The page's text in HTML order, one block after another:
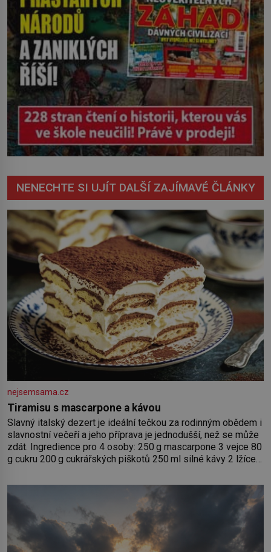
NENECHTE SI UJÍT DALŠÍ ZAJÍMAVÉ ČLÁNKY
nejsemsama.cz
Tiramisu s mascarpone a kávou
Slavný italský dezert je ideální tečkou za rodinným obědem i
slavnostní večeří a jeho příprava je jednodušší, než se může
zdát. Ingredience pro 4 osoby: 250 g mascarpone 3 vejce 80
g cukru 200 g cukrářských piškotů 250 ml silné kávy 2 lžíce
bílků. Žloutky vyšlehejte s cukrem do světlé pěny a postupně
do nich vmíchejte mascarpone, aby vznikl hladký